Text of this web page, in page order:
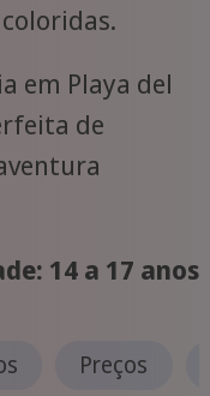
em Playa del
de
14 a 17 anos
Preços